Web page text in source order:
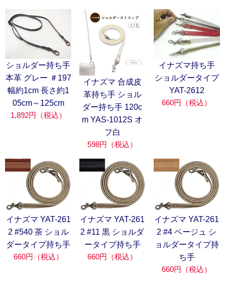
ショルダー持ち手
本革 グレー ＃197
幅約1cm 長さ約1
05cm～125cm
1,892円（税込）
イナズマ 合成皮
革持ち手 ショル
ダー持ち手 120c
m YAS-1012S オ
フ白
598円（税込）
イナズマ持ち手
ショルダータイプ
YAT-2612
660円（税込）
イナズマ YAT-261
2 #540 茶 ショル
ダータイプ持ち手
660円（税込）
イナズマ YAT-261
2 #11 黒 ショルダ
ータイプ持ち手
660円（税込）
イナズマ YAT-261
2 #4 ベージュ シ
ョルダータイプ持
ち手
660円（税込）